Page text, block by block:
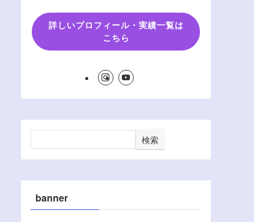
詳しいプロフィール・実績一覧は
こちら
検索
banner